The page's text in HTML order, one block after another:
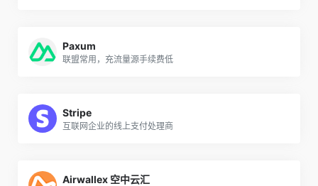
Paxum
联盟常用，充流量源手续费低
Stripe
互联网企业的线上支付处理商
Airwallex 空中云汇